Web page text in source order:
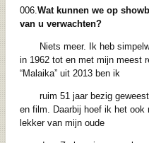
006.Wat kunnen we op
van u verwachten?
Niets meer. Ik heb
in 1962 tot en met mijn meest
“Malaika” uit 2013 ben ik
ruim 51 jaar bezig geweest
en film. Daarbij hoef ik het ook
lekker van mijn oude